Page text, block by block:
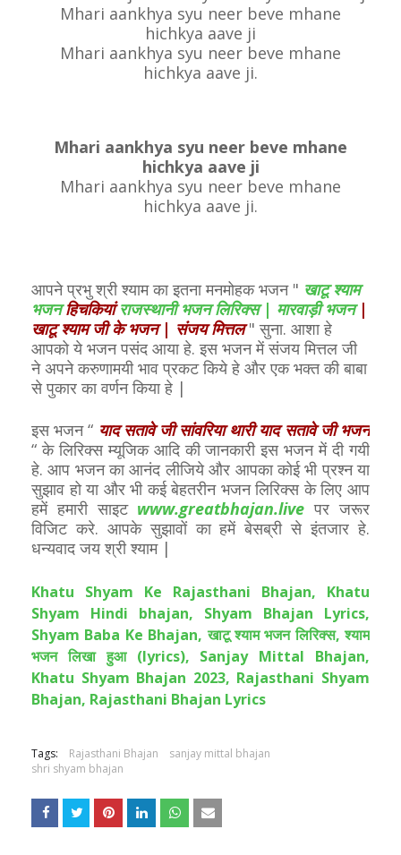
Mhari aankhya syu neer beve mhane
hichkya aave ji
Mhari aankhya syu neer beve mhane
hichkya aave ji.
Mhari aankhya syu neer beve mhane
hichkya aave ji
Mhari aankhya syu neer beve mhane
hichkya aave ji.
आपने प्रभु श्री श्याम का इतना मनमोहक भजन " खाटू श्याम
भजनहिचकियांराजस्थानी भजन लिरिक्स | मारवाड़ी भजन|
खाटू श्याम जी के भजन | संजय मित्तल" सुना. आशा हे
आपको ये भजन पसंद आया हे. इस भजन में संजय मित्तल जी
ने अपने करुणामयी भाव प्रकट किये हे और एक भक्त की बाबा
से पुकार का वर्णन किया हे |
इस भजन “ याद सतावे जी सांवरिया थारी याद सतावे जी भजन
“ के लिरिक्स म्यूजिक आदि की जानकारी इस भजन में दी गयी
हे. आप भजन का आनंद लीजिये और आपका कोई भी प्रश्न या
सुझाव हो या और भी कई बेहतरीन भजन लिरिक्स के लिए आप
हमें हमारी साइट www.greatbhajan.live पर जरूर
विजिट करे. आपके सुझावों का हमें बेसब्री से इंतजार हे.
धन्यवाद जय श्री श्याम |
Khatu Shyam Ke Rajasthani Bhajan, Khatu
Shyam Hindi bhajan, Shyam Bhajan Lyrics,
Shyam Baba Ke Bhajan, खाटू श्याम भजन लिरिक्स, श्याम
भजन लिखा हुआ (lyrics), Sanjay Mittal Bhajan,
Khatu Shyam Bhajan 2023, Rajasthani Shyam
Bhajan, Rajasthani Bhajan Lyrics
Tags: Rajasthani Bhajan
sanjay mittal bhajan
shri shyam bhajan